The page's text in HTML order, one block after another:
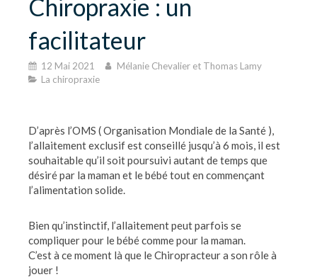
Chiropraxie : un
facilitateur
12 Mai 2021
Mélanie Chevalier et Thomas Lamy
La chiropraxie
D’après l’OMS ( Organisation Mondiale de la Santé ),
l’allaitement exclusif est conseillé jusqu’à 6 mois, il est
souhaitable qu’il soit poursuivi autant de temps que
désiré par la maman et le bébé tout en commençant
l’alimentation solide.
Bien qu’instinctif, l’allaitement peut parfois se
compliquer pour le bébé comme pour la maman.
C’est à ce moment là que le Chiropracteur a son rôle à
jouer !